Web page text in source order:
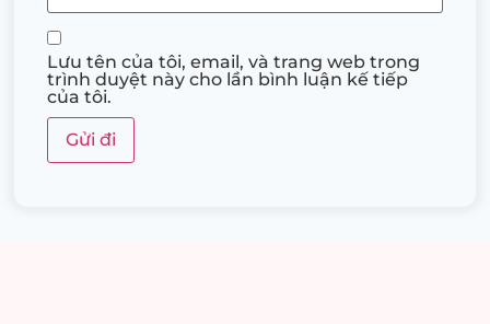
Lưu tên của tôi, email, và trang web trong
trình duyệt này cho lần bình luận kế tiếp
của tôi.